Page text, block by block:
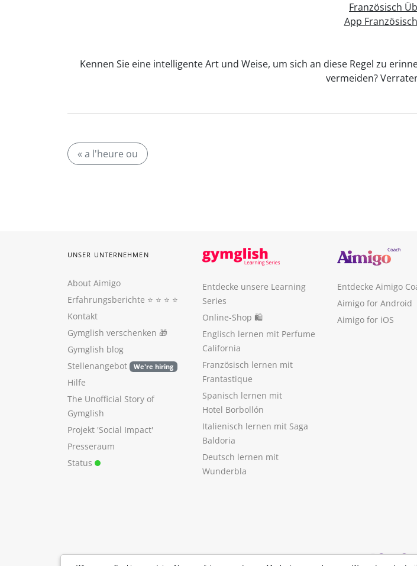
Französisch
App
Kennen Sie eine intelligente Art und Weise, um sich an diese Regel zu
vermeiden?
« a l'heure ou
UNSER UNTERNEHMEN
About Aimigo
Erfahrungsberichte ⭐️ ⭐️ ⭐️ ⭐️
Kontakt
Gymglish verschenken 🎁
Gymglish blog
Stellenangebot
We're hiring
Hilfe
The Unofficial Story of
Gymglish
Projekt 'Social Impact'
Presseraum
Status
Entdecke unsere Learning
Series
Online-Shop 🛍
Englisch lernen mit Perfume
California
Französisch lernen mit
Frantastique
Spanisch lernen mit
Hotel Borbollón
Italienisch lernen mit Saga
Baldoria
Deutsch lernen mit
Wunderbla
Entdecke Aimigo
Aimigo for Android
Aimigo for iOS